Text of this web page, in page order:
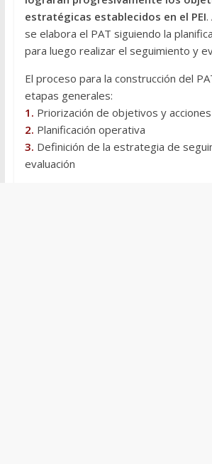
estratégicas establecidos en el PEI.
se elabora el PAT siguiendo la
para luego realizar el seguimiento y
El proceso para la construcción del
etapas generales:
1. Priorización de objetivos y
2. Planificación operativa
3. Definición de la estrategia de
evaluación